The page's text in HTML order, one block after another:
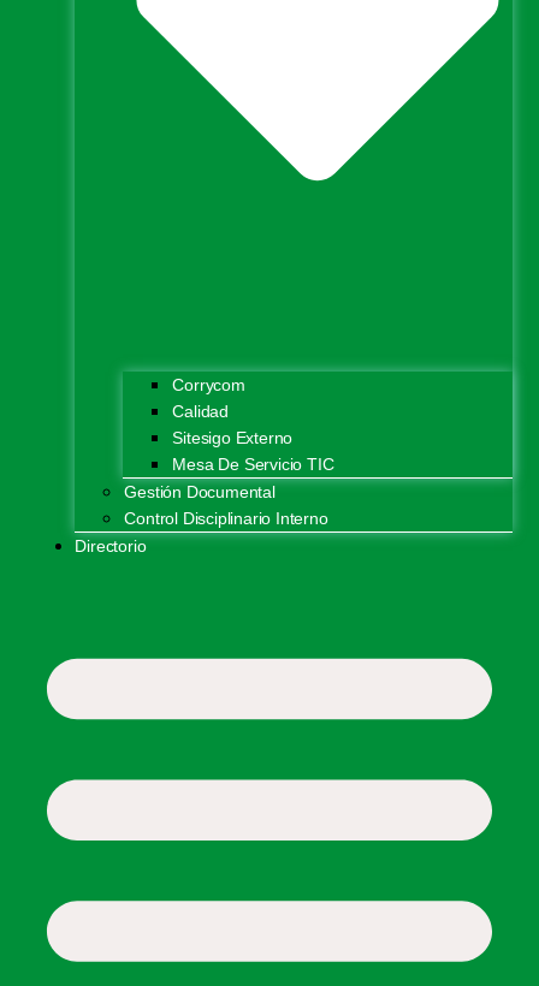
Corrycom
Calidad
Sitesigo Externo
Mesa De Servicio TIC
Gestión Documental
Control Disciplinario Interno
Directorio